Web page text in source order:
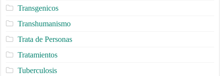
Transgenicos
Transhumanismo
Trata de Personas
Tratamientos
Tuberculosis